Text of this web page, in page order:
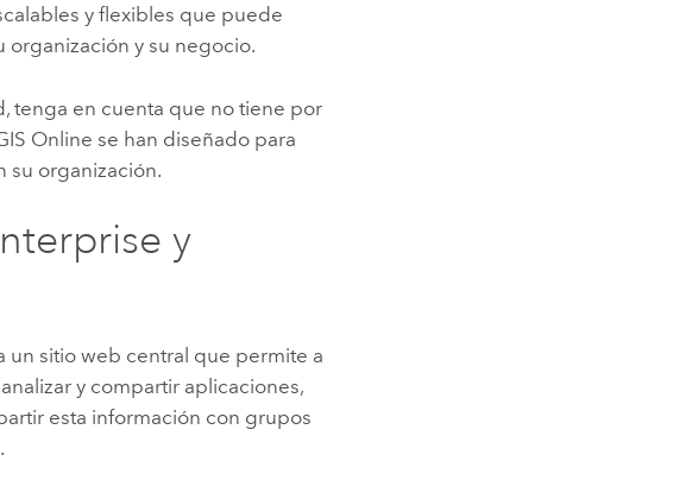
y flexibles que puede
organización y su negocio.
tenga en cuenta que no tiene por
Online se han diseñado para
su organización.
y
un sitio web central que permite a
y compartir aplicaciones,
esta información con grupos